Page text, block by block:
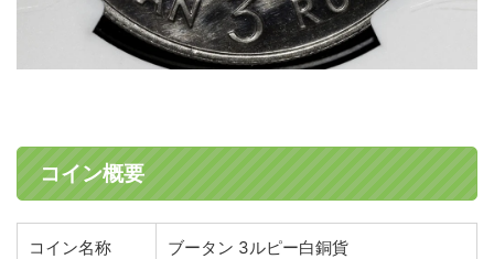
コイン概要
コイン名称 ブータン 3ルピー白銅貨